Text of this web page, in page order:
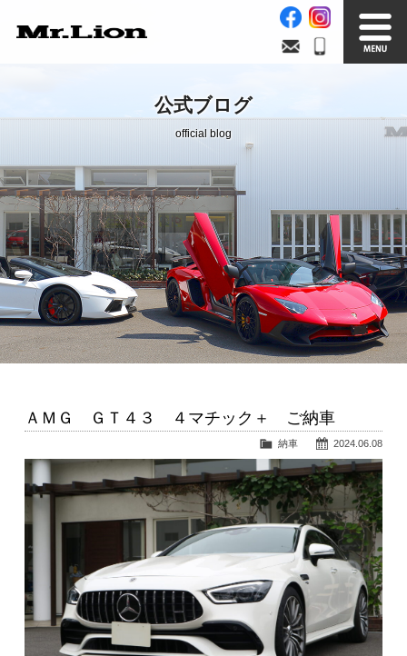
在庫車情報 買取無料査定
Factory
自社工場 サービス案内
Official Blog
公式ブログ
Company info.
会社案内
公式ブログ
official blog
ＡＭＧ ＧＴ４３ ４マチック＋ ご納車
2024.06.08
納車